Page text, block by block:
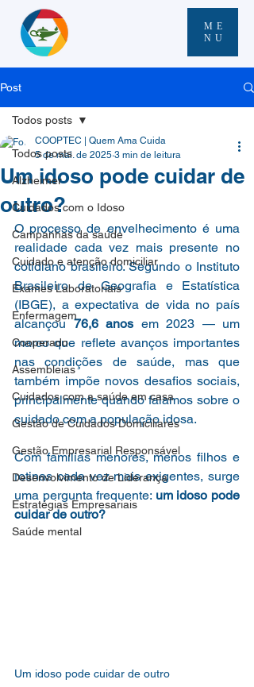
ME
NU
Post
Todos posts
Alzheimer
Cuidados com o Idoso
Campanhas da saúde
Cuidado e atenção domiciliar
Exames Laboratoriais
Enfermagem
Cooperado
Assembleias
Cuidados com a saúde em casa
Gestão de Cuidados Domiciliares
Gestão Empresarial Responsável
Desenvolvimento de Liderança
Estratégias Empresariais
Saúde mental
Todos posts
Um idoso pode cuidar de
outro?
COOPTEC | Quem Ama Cuida
5 de mai. de 2025 3 min de leitura
O processo de envelhecimento é uma
realidade cada vez mais presente no
cotidiano brasileiro. Segundo o Instituto
Brasileiro de Geografia e Estatística
(IBGE), a expectativa de vida no país
alcançou 76,6 anos em 2023 — um
marco que reflete avanços importantes
nas condições de saúde, mas que
também impõe novos desafios sociais,
principalmente quando falamos sobre o
cuidado com a população idosa.
Com famílias menores, menos filhos e
rotinas cada vez mais exigentes, surge
uma pergunta frequente: um idoso pode
cuidar de outro?
Um idoso pode cuidar de outro